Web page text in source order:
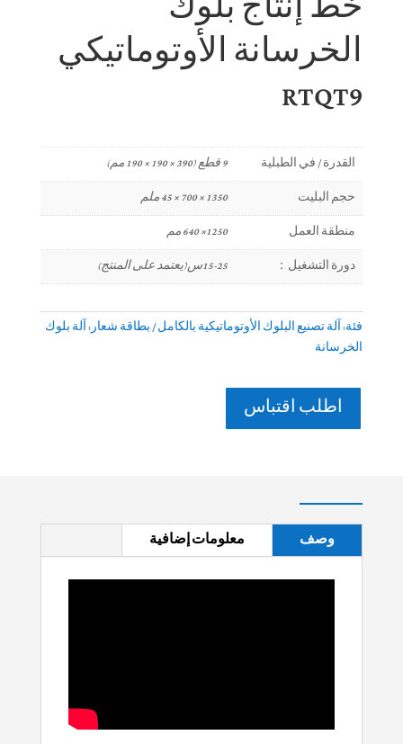
الخرسانة الأوتوماتيكي
RTQT9
القدرة / في الطبلية
9 قطع (390 × 190 × 190 مم)
حجم البليت
1350 × 700 × 45 ملم
منطقة العمل
1250× 640 مم
دورة التشغيل：
15-25س(يعتمد على المنتج)
فئة:آلة تصنيع البلوك الأوتوماتيكية بالكامل بطاقة شعار:آلة بلوك
الخرسانة
اطلب اقتباس
وصف معلومات إضافية